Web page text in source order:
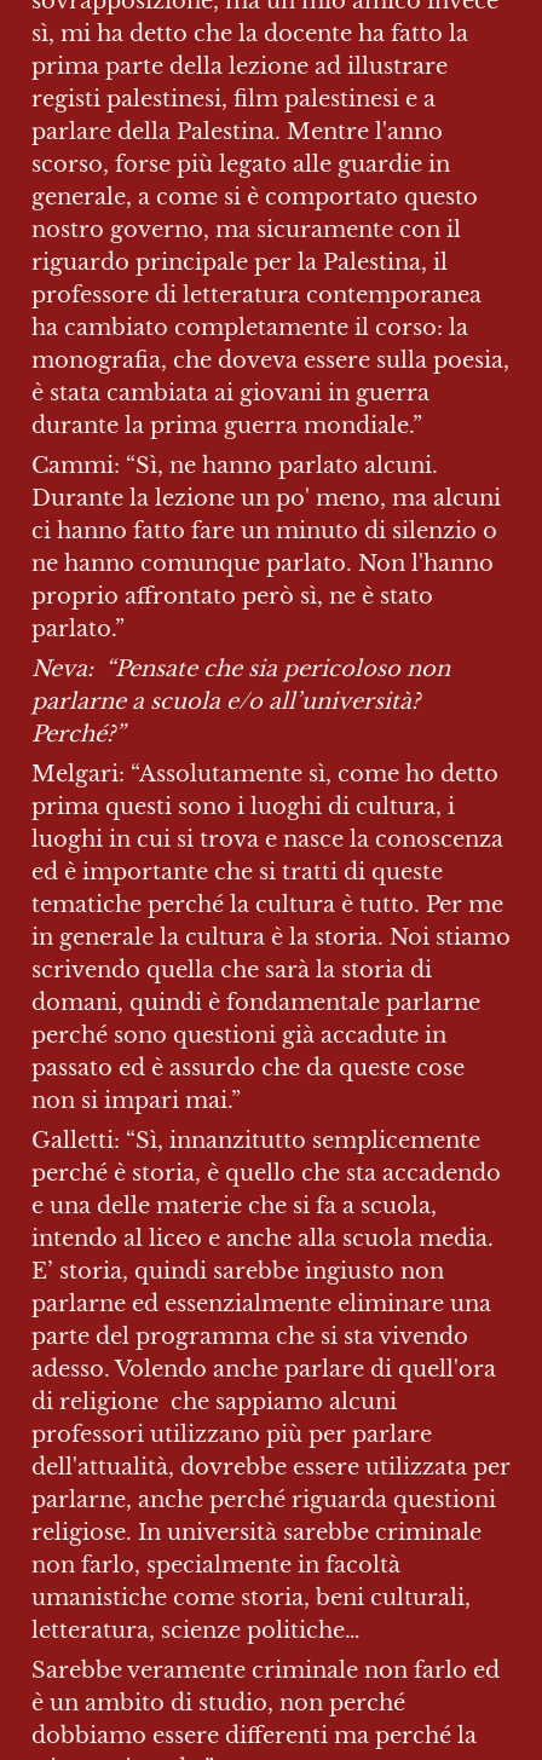
sì, mi ha detto che la docente ha fatto la
prima parte della lezione ad illustrare
registi palestinesi, film palestinesi e a
parlare della Palestina. Mentre l'anno
scorso, forse più legato alle guardie in
generale, a come si è comportato questo
nostro governo, ma sicuramente con il
riguardo principale per la Palestina, il
professore di letteratura contemporanea
ha cambiato completamente il corso: la
monografia, che doveva essere sulla poesia,
è stata cambiata ai giovani in guerra
durante la prima guerra mondiale.”
Cammi: “Sì, ne hanno parlato alcuni.
Durante la lezione un po' meno, ma alcuni
ci hanno fatto fare un minuto di silenzio o
ne hanno comunque parlato. Non l'hanno
proprio affrontato però sì, ne è stato
parlato.”
Neva:  “Pensate che sia pericoloso non
parlarne a scuola e/o all’università?
Perché?”
Melgari: “Assolutamente sì, come ho detto
prima questi sono i luoghi di cultura, i
luoghi in cui si trova e nasce la conoscenza
ed è importante che si tratti di queste
tematiche perché la cultura è tutto. Per me
in generale la cultura è la storia. Noi stiamo
scrivendo quella che sarà la storia di
domani, quindi è fondamentale parlarne
perché sono questioni già accadute in
passato ed è assurdo che da queste cose
non si impari mai.”
Galletti: “Sì, innanzitutto semplicemente
perché è storia, è quello che sta accadendo
e una delle materie che si fa a scuola,
intendo al liceo e anche alla scuola media.
E’ storia, quindi sarebbe ingiusto non
parlarne ed essenzialmente eliminare una
parte del programma che si sta vivendo
adesso. Volendo anche parlare di quell'ora
di religione  che sappiamo alcuni
professori utilizzano più per parlare
dell'attualità, dovrebbe essere utilizzata per
parlarne, anche perché riguarda questioni
religiose. In università sarebbe criminale
non farlo, specialmente in facoltà
umanistiche come storia, beni culturali,
letteratura, scienze politiche…
Sarebbe veramente criminale non farlo ed
è un ambito di studio, non perché
dobbiamo essere differenti ma perché la